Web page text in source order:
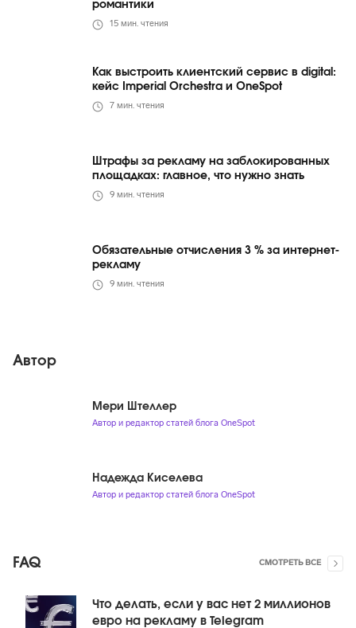
романтики
15 мин. чтения
Как выстроить клиентский сервис в digital:
кейс Imperial Orchestra и OneSpot
7 мин. чтения
Штрафы за рекламу на заблокированных
площадках: главное, что нужно знать
9 мин. чтения
Обязательные отчисления 3 % за интернет-
рекламу
9 мин. чтения
Автор
Мери Штеллер
Автор и редактор статей блога OneSpot
Надежда Киселева
Автор и редактор статей блога OneSpot
FAQ СМОТРЕТЬ ВСЕ
Что делать, если у вас нет 2 миллионов
евро на рекламу в Telegram